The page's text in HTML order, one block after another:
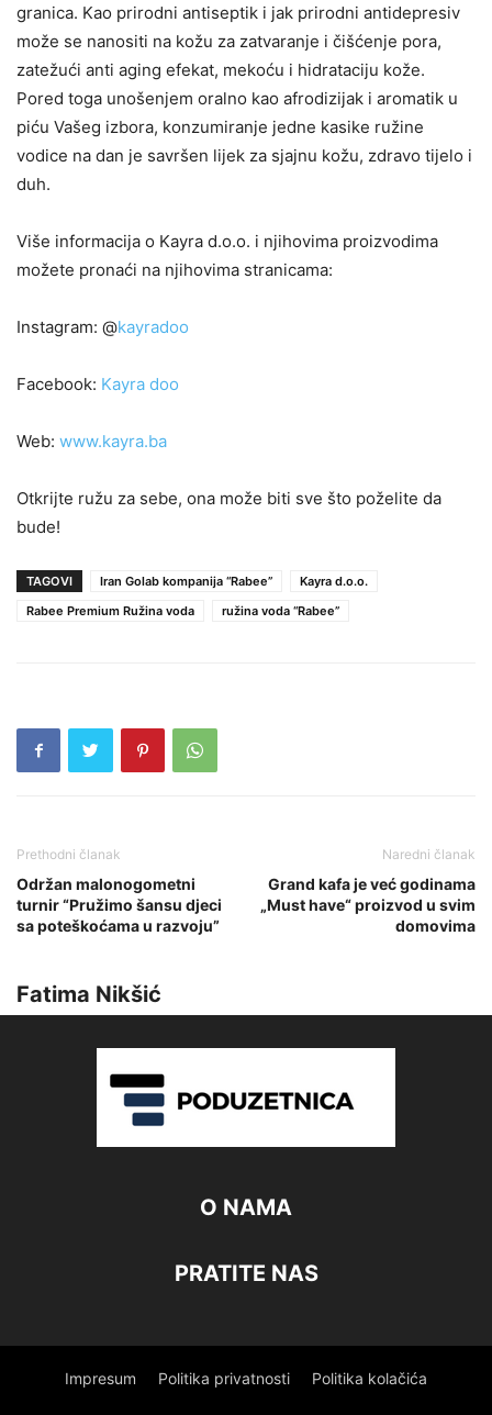
granica. Kao prirodni antiseptik i jak prirodni antidepresiv
može se nanositi na kožu za zatvaranje i čišćenje pora,
zatežući anti aging efekat, mekoću i hidrataciju kože.
Pored toga unošenjem oralno kao afrodizijak i aromatik u
piću Vašeg izbora, konzumiranje jedne kasike ružine
vodice na dan je savršen lijek za sjajnu kožu, zdravo tijelo i
duh.
Više informacija o Kayra d.o.o. i njihovima proizvodima
možete pronaći na njihovima stranicama:
Instagram: @kayradoo
Facebook: Kayra doo
Web: www.kayra.ba
Otkrijte ružu za sebe, ona može biti sve što poželite da
bude!
TAGOVI Iran Golab kompanija “Rabee”
Kayra d.o.o.
Rabee Premium Ružina voda
ružina voda “Rabee”
Prethodni članak
Održan malonogometni
turnir “Pružimo šansu djeci
sa poteškoćama u razvoju”
Naredni članak
Grand kafa je već godinama
„Must have“ proizvod u svim
domovima
Fatima Nikšić
O NAMA
PRATITE NAS
Impresum Politika privatnosti Politika kolačića